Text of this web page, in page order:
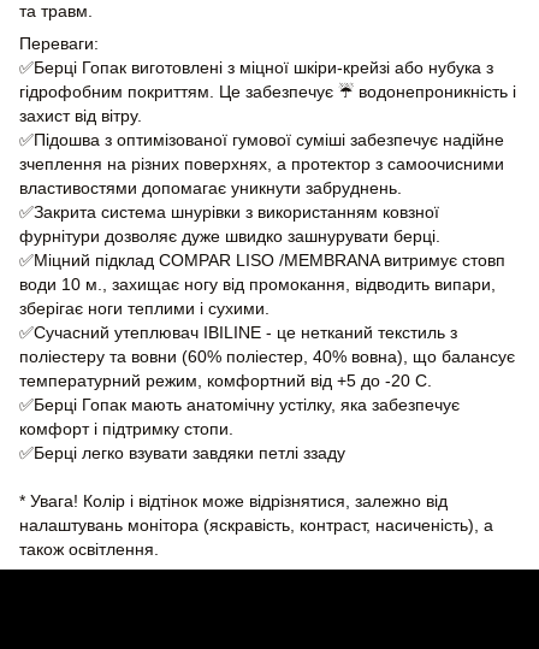
та травм.
Переваги:
✅Берці Гопак виготовлені з міцної шкіри-крейзі або нубука з
гідрофобним покриттям. Це забезпечує ☔ водонепроникність і
захист від вітру.
✅Підошва з оптимізованої гумової суміші забезпечує надійне
зчеплення на різних поверхнях, а протектор з самоочисними
властивостями допомагає уникнути забруднень.
✅Закрита система шнурівки з використанням ковзної
фурнітури дозволяє дуже швидко зашнурувати берці.
✅Міцний підклад COMPAR LISO /MEMBRANA витримує стовп
води 10 м., захищає ногу від промокання, відводить випари,
зберігає ноги теплими і сухими.
✅Сучасний утеплювач IBILINE - це нетканий текстиль з
поліестеру та вовни (60% поліестер, 40% вовна), що балансує
температурний режим, комфортний від +5 до -20 С.
✅Берці Гопак мають анатомічну устілку, яка забезпечує
комфорт і підтримку стопи.
✅Берці легко взувати завдяки петлі ззаду
* Увага! Колір і відтінок може відрізнятися, залежно від
налаштувань монітора (яскравість, контраст, насиченість), а
також освітлення.